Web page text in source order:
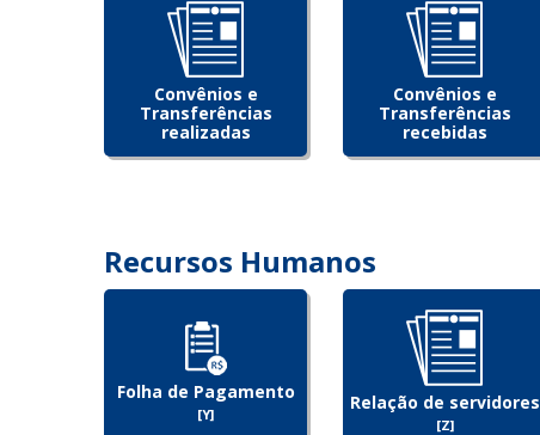
Convênios e
Transferências
realizadas
Convênios e
Transferências
recebidas
Recursos Humanos
Folha de Pagamento
[Y]
Relação de servidores
[Z]